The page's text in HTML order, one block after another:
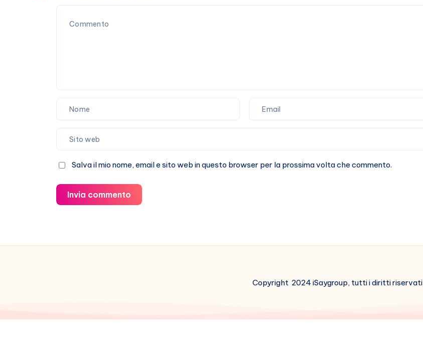
passa
loro
Salva il mio nome, email e sito web in questo browser per la prossima volta che commento.
Invia commento
Copyright 2024 iSaygroup, tutti i diritti riservati